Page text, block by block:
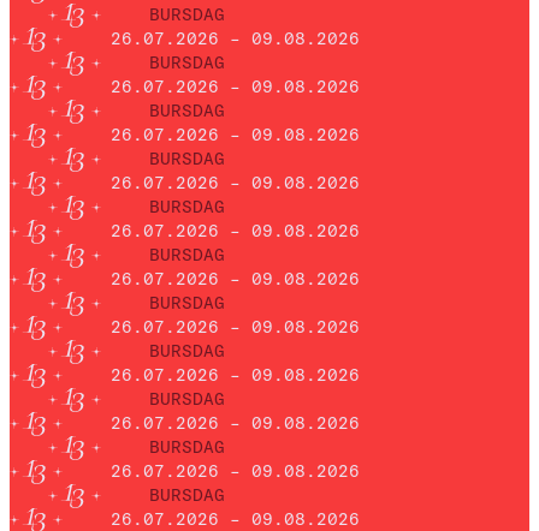
BURSDAG
26.07.2026 – 09.08.2026
BURSDAG
26.07.2026 – 09.08.2026
BURSDAG
26.07.2026 – 09.08.2026
BURSDAG
26.07.2026 – 09.08.2026
BURSDAG
26.07.2026 – 09.08.2026
BURSDAG
26.07.2026 – 09.08.2026
BURSDAG
26.07.2026 – 09.08.2026
BURSDAG
26.07.2026 – 09.08.2026
BURSDAG
26.07.2026 – 09.08.2026
BURSDAG
26.07.2026 – 09.08.2026
BURSDAG
26.07.2026 – 09.08.2026